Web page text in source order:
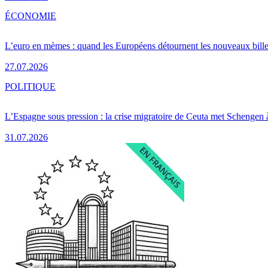
L’euro en mèmes : quand les Européens détournent les nouveaux
27.07.2026
ÉCONOMIE
L’Espagne sous pression : la crise migratoire de Ceuta met Schengen
31.07.2026
POLITIQUE